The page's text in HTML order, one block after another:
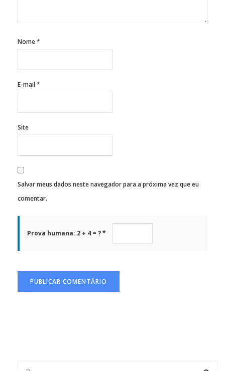
Nome*
E-mail*
Site
Salvar meus dados neste navegador para a próxima vez que eu
comentar.
Prova humana: 2 + 4 = ? *